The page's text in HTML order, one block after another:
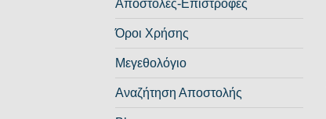
Αποστολές-Επιστροφές
Όροι Χρήσης
Μεγεθολόγιο
Αναζήτηση Αποστολής